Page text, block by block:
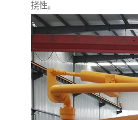
挠性。